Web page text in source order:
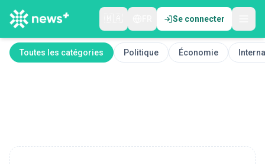
Se connecter
Toutes les catégories Politique Économie